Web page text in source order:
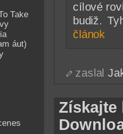
Take
áut)
cílové
budiž.
článok
zaslal
Získajte